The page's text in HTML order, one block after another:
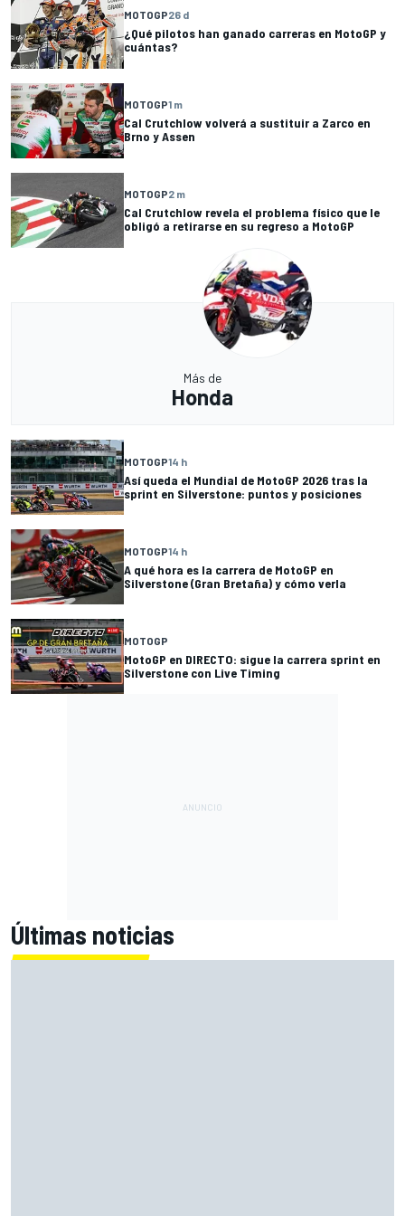
MOTOGP26 d
¿Qué pilotos han ganado carreras en MotoGP y
cuántas?
MOTOGP1 m
Cal Crutchlow volverá a sustituir a Zarco en
Brno y Assen
MOTOGP2 m
Cal Crutchlow revela el problema físico que le
obligó a retirarse en su regreso a MotoGP
Más de
Honda
MOTOGP14 h
Así queda el Mundial de MotoGP 2026 tras la
sprint en Silverstone: puntos y posiciones
MOTOGP14 h
A qué hora es la carrera de MotoGP en
Silverstone (Gran Bretaña) y cómo verla
MOTOGP
MotoGP en DIRECTO: sigue la carrera sprint en
Silverstone con Live Timing
Últimas noticias